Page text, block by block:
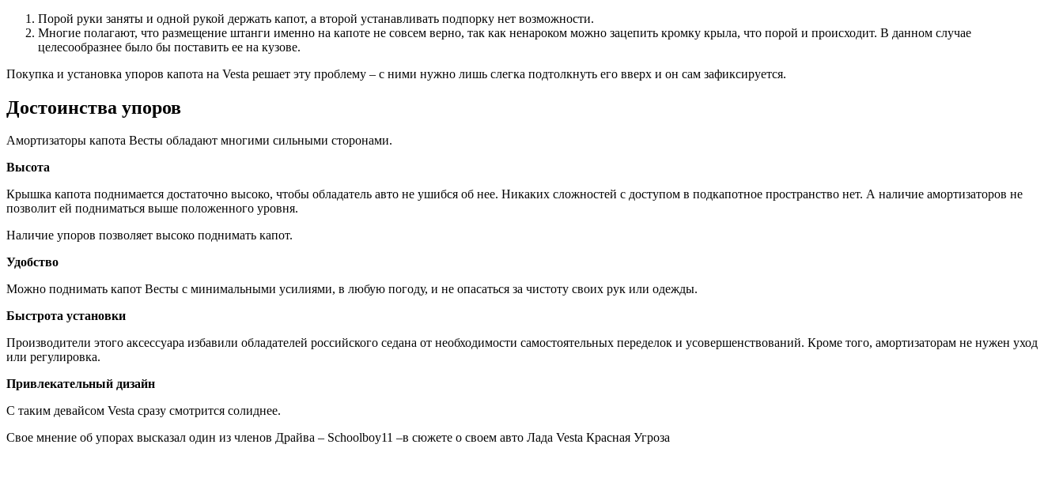
Порой руки заняты и одной рукой держать капот, а второй устанавливать подпорку нет возможности.
Многие полагают, что размещение штанги именно на капоте не совсем верно, так как ненароком можно зацепить кромку крыла, что порой и происходит. В данном случае
целесообразнее было бы поставить ее на кузове.
Покупка и установка упоров капота на Vesta решает эту проблему – с ними нужно лишь слегка подтолкнуть его вверх и он сам зафиксируется.
Достоинства упоров
Амортизаторы капота Весты обладают многими сильными сторонами.
Высота
Крышка капота поднимается достаточно высоко, чтобы обладатель авто не ушибся об нее. Никаких сложностей с доступом в подкапотное пространство нет. А наличие амортизаторов не
позволит ей подниматься выше положенного уровня.
Наличие упоров позволяет высоко поднимать капот.
Удобство
Можно поднимать капот Весты с минимальными усилиями, в любую погоду, и не опасаться за чистоту своих рук или одежды.
Быстрота установки
Производители этого аксессуара избавили обладателей российского седана от необходимости самостоятельных переделок и усовершенствований. Кроме того, амортизаторам не нужен уход
или регулировка.
Привлекательный дизайн
С таким девайсом Vesta сразу смотрится солиднее.
Свое мнение об упорах высказал один из членов Драйва – Schoolboy11 –в сюжете о своем авто Лада Vesta Красная Угроза